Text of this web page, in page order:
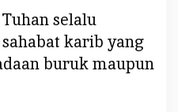
selalu
karib yang
buruk maupun